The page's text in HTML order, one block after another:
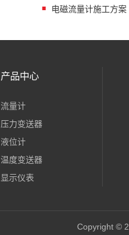
电磁流量计施工方案
产品中心
流量计
压力变送器
液位计
温度变送器
显示仪表
Copyright ©